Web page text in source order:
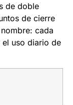
de doble
de cierre
cada
uso diario de